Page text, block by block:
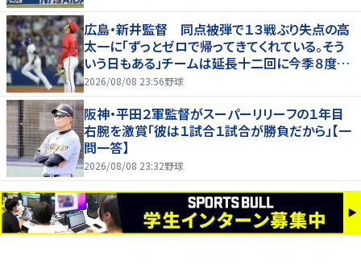
広島・新井監督 同点被弾で１３戦ぶり失点の高
太一に「ずっとゼロで帰ってきてくれている。そう
いう日もある」チームは延長十二回に今季８度目
サヨナラ負け
2026/08/08 23:56野球
阪神・平田２軍監督がスーパーリリーフの１年目
右腕を激賞「彼は１試合１試合が勝負だから」【一
問一答】
2026/08/08 23:32野球